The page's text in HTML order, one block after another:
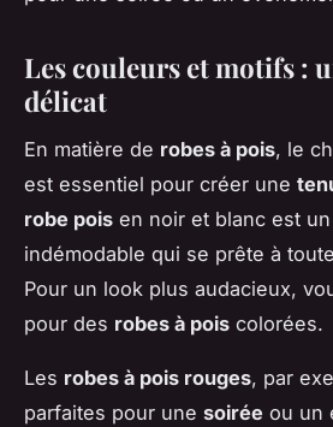
Les couleurs et motifs :
délicat
En matière de robes à pois, le
est essentiel pour créer une
robe pois en noir et blanc est
indémodable qui se prête à
Pour un look plus audacieux,
pour des robes à pois colorées.
Les robes à pois rouges, par
parfaites pour une soirée ou un